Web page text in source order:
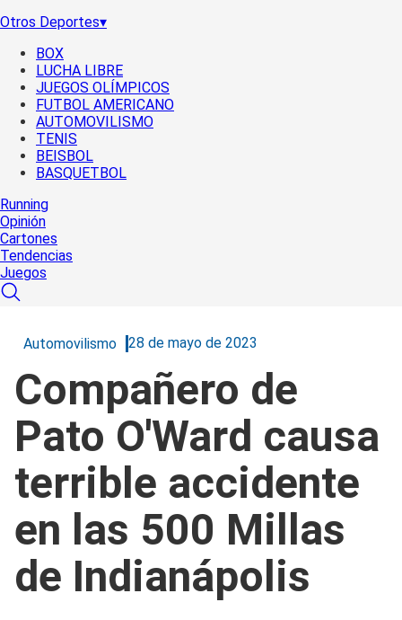
Otros Deportes▾
BOX
LUCHA LIBRE
JUEGOS OLÍMPICOS
FUTBOL AMERICANO
AUTOMOVILISMO
TENIS
BEISBOL
BASQUETBOL
Running
Opinión
Cartones
Tendencias
Juegos
Automovilismo 28 de mayo de 2023
Compañero de
Pato O'Ward causa
terrible accidente
en las 500 Millas
de Indianápolis